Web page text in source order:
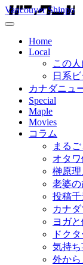
Vancouver Shinpo
Home
Local
この
日系
カナダニュ
Special
Maple
Movies
コラム
まる
オタワ
榊原
老婆の
投稿千
カナ
ヨガ
ドク
気持
外か